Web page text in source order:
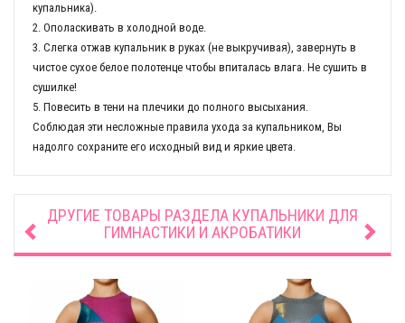
купальника).
2. Ополаскивать в холодной воде.
3. Слегка отжав купальник в руках (не выкручивая), завернуть в
чистое сухое белое полотенце чтобы впиталась влага. Не сушить в
сушилке!
5. Повесить в тени на плечики до полного высыхания.
Соблюдая эти несложные правила ухода за купальником, Вы
надолго сохраните его исходный вид и яркие цвета.
ДРУГИЕ ТОВАРЫ РАЗДЕЛА КУПАЛЬНИКИ ДЛЯ
ГИМНАСТИКИ И АКРОБАТИКИ